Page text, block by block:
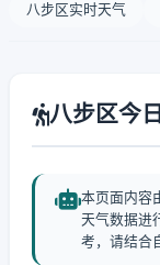
八步区实时天气
八步区今
本页面内容
天气数据进
考，请结合